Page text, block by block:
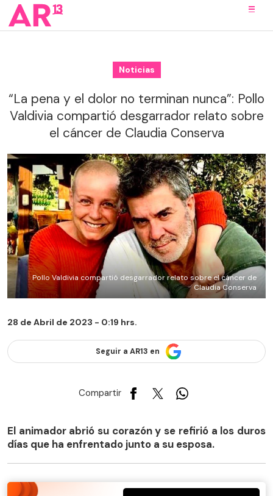
Noticias
“La pena y el dolor no terminan nunca”: Pollo
Valdivia compartió desgarrador relato sobre
el cáncer de Claudia Conserva
Pollo Valdivia compartió desgarrador relato sobre el cáncer de
Claudia Conserva
28 de Abril de 2023 - 0:19 hrs.
Seguir a AR13 en
Compartir
El animador abrió su corazón y se refirió a los duros
días que ha enfrentado junto a su esposa.